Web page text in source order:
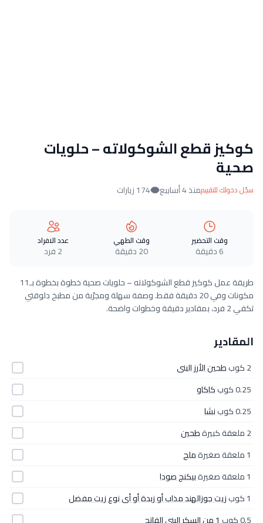
كوكيز قطع الشوكولاته – حلويات
صحية
سجّل دخولك للتقييممنذ 4 أسابيع 174 زيارات
وقت التحضير
6 دقيقة
وقت الطهي
20 دقيقة
عدد الافراد
2 فرد
طريقة عمل كوكيز قطع الشوكولاته – حلويات صحية خطوة بخطوة بـ11
مكونات وفي 20 دقيقة فقط. وصفة سهلة ومجرّبة من مطبخ دلوقتي
تكفي 2 فرد، بمقادير دقيقة وخطوات واضحة.
المقادير
2 كوب
طحين الأرز البنى
0.25 كوب
كاكاو
0.25 كوب
نشا
2 ملعقة كبيرة
طحين
1 ملعقة صغيرة
ملح
1 ملعقة صغيرة
بيكنج صودا
1 كوب
زيت جوزالهند مذاب أو زبدة أو أى نوع زيت مفضل
0.5 كوب
1 من السكر البنى الفاتح